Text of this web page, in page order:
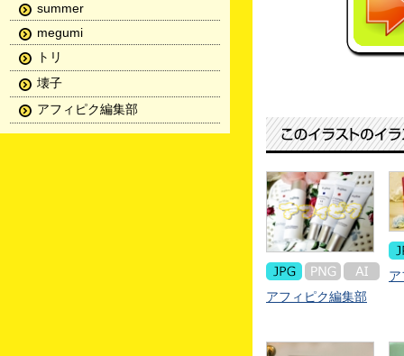
アフィピク編集部
summer
megumi
トリ
壊子
アフィピク編集部